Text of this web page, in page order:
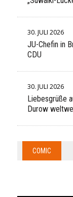
30. JULI 2026
JU-Chefin in
CDU
30. JULI 2026
Liebesgrüße
Durow
COMIC